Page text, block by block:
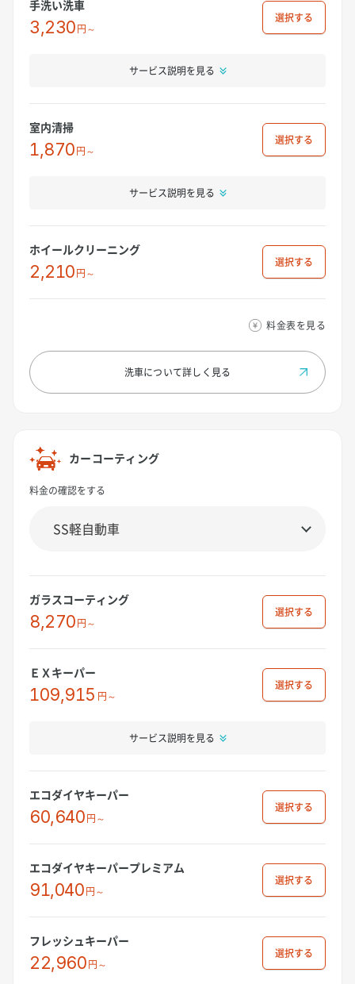
手洗い洗車
3,230円～
選択
サービス説明を見る
室内清掃
1,870円～
選択
サービス説明を見る
ホイールクリーニング
2,210円～
選択
料金表を見る
洗車について詳しく見る
カーコーティング
料金の確認をする
ガラスコーティング
8,270円～
選択
ＥＸキーパー
109,915 円～
選択
サービス説明を見る
エコダイヤキーパー
60,640円～
選択
エコダイヤキーパープレミアム
91,040円～
選択
フレッシュキーパー
22,960円～
選択